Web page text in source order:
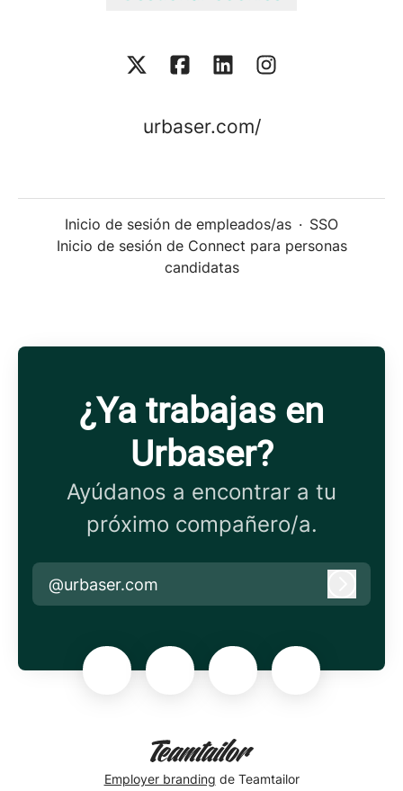
urbaser.com/
Inicio de sesión de empleados/as · SSO
Inicio de sesión de Connect para personas
candidatas
¿Ya trabajas en
Urbaser?
Ayúdanos a encontrar a tu
próximo compañero/a.
@urbaser.com
Employer branding de Teamtailor